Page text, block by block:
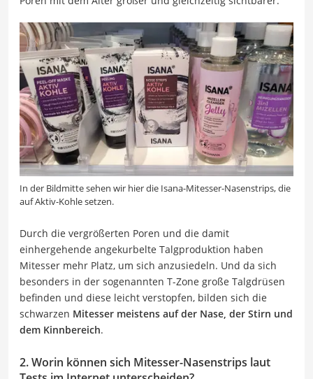
In der Bildmitte sehen wir hier die Isana-Mitesser-Nasenstrips, die
auf Aktiv-Kohle setzen.
Durch die vergrößerten Poren und die damit
einhergehende angekurbelte Talgproduktion haben
Mitesser mehr Platz, um sich anzusiedeln. Und da sich
besonders in der sogenannten T-Zone große Talgdrüsen
befinden und diese leicht verstopfen, bilden sich die
schwarzen Mitesser meistens auf der Nase, der Stirn und
dem Kinnbereich.
2. Worin können sich Mitesser-Nasenstrips laut